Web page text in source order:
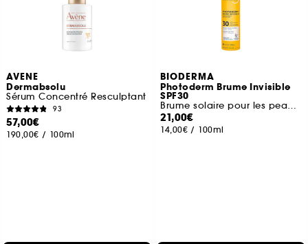
AVENE
Dermabsolu
Sérum Concentré Resculptant
93
57,00€
190,00€ / 100ml
BIODERMA
Photoderm Brume Invisible
SPF30
Brume solaire pour les peaux sensibles
21,00€
14,00€ / 100ml